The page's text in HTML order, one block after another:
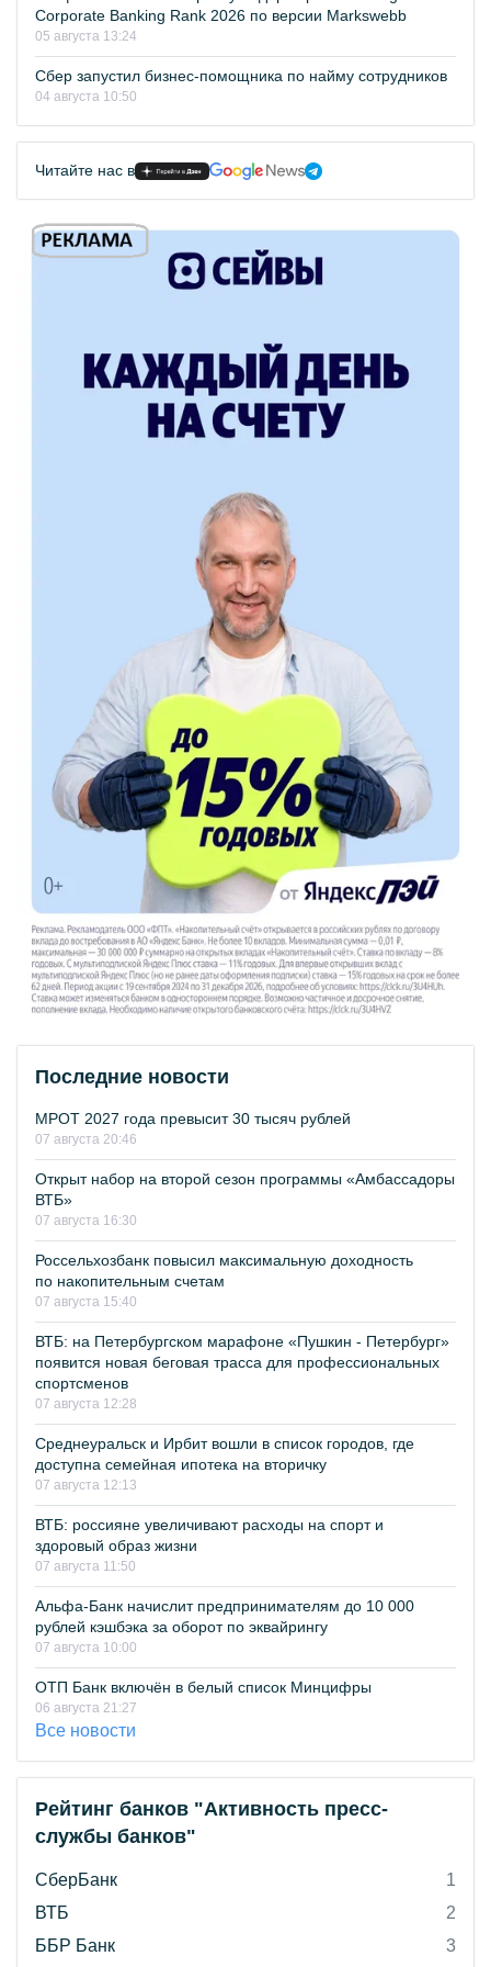
Corporate Banking Rank 2026 по версии Markswebb
05 августа 13:24
Сбер запустил бизнес-помощника по найму сотрудников
04 августа 10:50
Читайте нас в
Последние новости
МРОТ 2027 года превысит 30 тысяч рублей
07 августа 20:46
Открыт набор на второй сезон программы «Амбассадоры
ВТБ»
07 августа 16:30
Россельхозбанк повысил максимальную доходность
по накопительным счетам
07 августа 15:40
ВТБ: на Петербургском марафоне «Пушкин - Петербург»
появится новая беговая трасса для профессиональных
спортсменов
07 августа 12:28
Среднеуральск и Ирбит вошли в список городов, где
доступна семейная ипотека на вторичку
07 августа 12:13
ВТБ: россияне увеличивают расходы на спорт и
здоровый образ жизни
07 августа 11:50
Альфа-Банк начислит предпринимателям до 10 000
рублей кэшбэка за оборот по эквайрингу
07 августа 10:00
ОТП Банк включён в белый список Минцифры
06 августа 21:27
Все новости
Рейтинг банков "Активность пресс-
службы банков"
СберБанк
1
ВТБ
2
ББР Банк
3